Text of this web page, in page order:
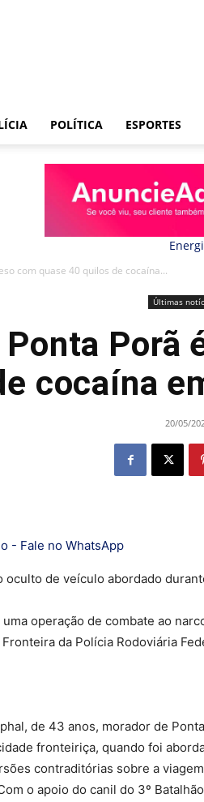
POLÍTICA ESPORTES
com quase 40 quilos de cocaína...
Últimas
Porã
cocaína
20/05/
de veículo abordado
operação de combate ao
da Polícia Rodoviária
de 43 anos, morador de
fronteiriça, quando foi
contraditórias sobre a
o apoio do canil do 3º